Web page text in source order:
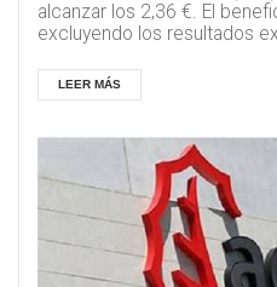
alcanzar los 2,36 €. El
excluyendo los resultados
LEER MÁS